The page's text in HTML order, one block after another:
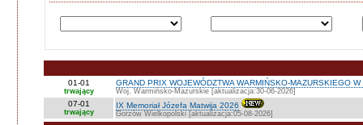
01-01
trwający
GRAND PRIX WOJEWÓDZTWA WARMIŃSKO-MAZURSKIEGO
Woj. Warmińsko-Mazurskie [aktualizacja:30-06-2026]
07-01
trwający
IX Memoriał Józefa Matwija 2026
Gorzów Wielkopolski [aktualizacja:05-08-2026]